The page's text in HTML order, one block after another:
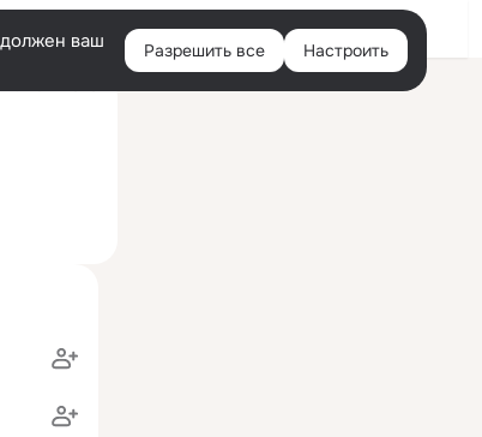
Войти
ваш
Разрешить все Настроить
университет аэрокосмического